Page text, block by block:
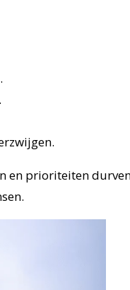
en prioriteiten